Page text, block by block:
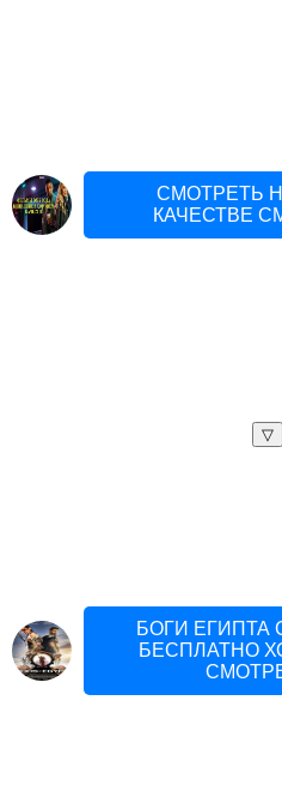
СМОТРЕТЬ
КАЧЕСТВЕ
▽
БОГИ ЕГИПТА
БЕСПЛАТНО